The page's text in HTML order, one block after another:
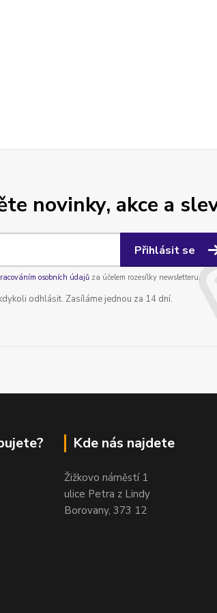
novinky, akce a
Přihlásit se
osobních údajůza účelem rozesílky newsletteru.
odhlásit. Zasíláme jednou za 14 dní.
Kde nás najdete
Žižkovo náměstí 1
ulice Petra z Lindy
Borovany, 373 12